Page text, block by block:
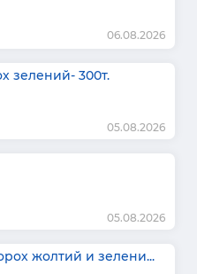
06.08.2026
зелений- 300т.
05.08.2026
05.08.2026
жолтий и зелени...